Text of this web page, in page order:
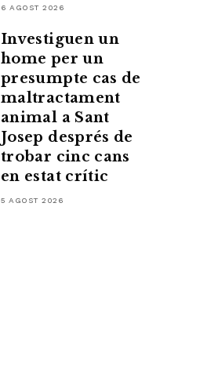
6 AGOST 2026
Investiguen un
home per un
presumpte cas de
maltractament
animal a Sant
Josep després de
trobar cinc cans
en estat crític
5 AGOST 2026